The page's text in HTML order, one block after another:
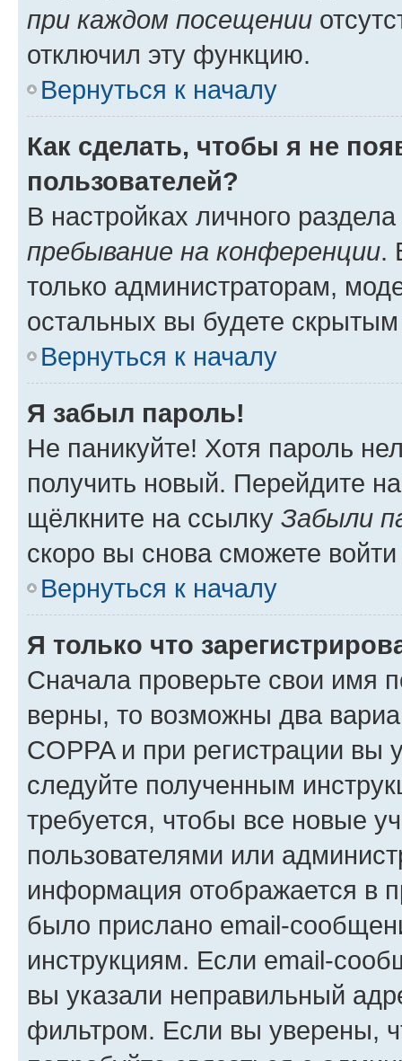
при каждом посещении
отключил эту функцию.
Вернуться к началу
Как сделать, чтобы я не
пользователей?
В настройках личного
пребывание на конференции.
только администраторам,
остальных вы будете
Вернуться к началу
Я забыл пароль!
Не паникуйте! Хотя пароль
получить новый. Перейдите
щёлкните на ссылку Забыли
скоро вы снова сможете
Вернуться к началу
Я только что
Сначала проверьте свои имя
верны, то возможны два
COPPA и при регистрации вы
следуйте полученным
требуется, чтобы все новые
пользователями или
информация отображается в
было прислано email-
инструкциям. Если email-
вы указали неправильный
фильтром. Если вы уверены,